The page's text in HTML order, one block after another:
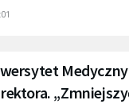
Medyczny